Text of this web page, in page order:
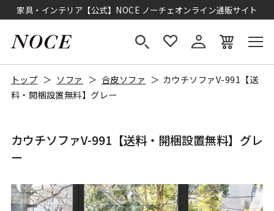
家具・インテリア【公式】NOCE ノーチェオンライン通販サイト
トップ ソファ 合皮ソファ
カウチソファV-991【送
料・開梱設置無料】グレー
カウチソファV-991【送料・開梱設置無料】グレ
ー